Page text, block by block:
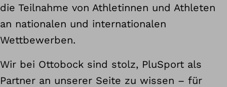
die Teilnahme von Athletinnen und Athleten
an nationalen und internationalen
Wettbewerben.
Wir bei Ottobock sind stolz, PluSport als
Partner an unserer Seite zu wissen – für